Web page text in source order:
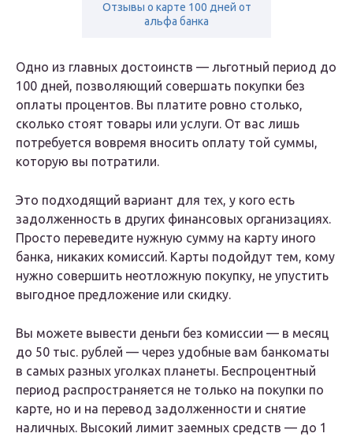
Отзывы о карте 100 дней от
альфа банка
Одно из главных достоинств — льготный период до
100 дней, позволяющий совершать покупки без
оплаты процентов. Вы платите ровно столько,
сколько стоят товары или услуги. От вас лишь
потребуется вовремя вносить оплату той суммы,
которую вы потратили.
Это подходящий вариант для тех, у кого есть
задолженность в других финансовых организациях.
Просто переведите нужную сумму на карту иного
банка, никаких комиссий. Карты подойдут тем, кому
нужно совершить неотложную покупку, не упустить
выгодное предложение или скидку.
Вы можете вывести деньги без комиссии — в месяц
до 50 тыс. рублей — через удобные вам банкоматы
в самых разных уголках планеты. Беспроцентный
период распространяется не только на покупки по
карте, но и на перевод задолженности и снятие
наличных. Высокий лимит заемных средств — до 1